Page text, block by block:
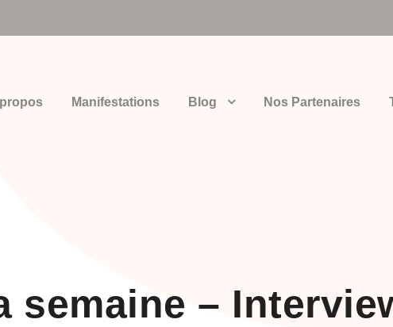
Manifestations Blog Nos Partenaires
–